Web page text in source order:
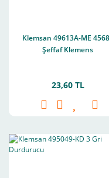
Klemsan 49613A-ME
Şeffaf Klemens
23,60 TL